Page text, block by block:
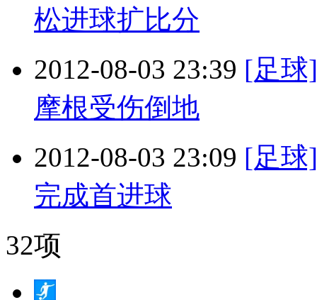
松进球扩比分
2012-08-03 23:39 [足球
摩根受伤倒地
2012-08-03 23:09 [足球
完成首进球
32项